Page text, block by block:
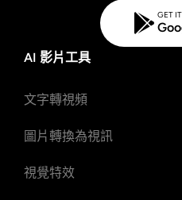
GET
AI 影片工具
文字轉視頻
圖片轉換為視訊
視覺特效